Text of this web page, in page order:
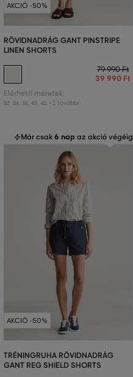
AKCIÓ -50%
RÖVIDNADRÁG GANT PINSTRIPE
LINEN SHORTS
79 990 Ft
39 990 Ft
Elérhető méretek:
32 34 36 40 42 +1 további
Már csak6 nap az akció végéig
AKCIÓ -50%
TRÉNINGRUHA RÖVIDNADRÁG
GANT REG SHIELD SHORTS